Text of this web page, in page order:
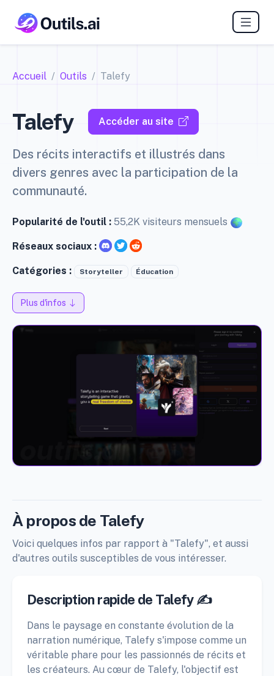
Accueil Outils Talefy
Talefy Accéder au site
Des récits interactifs et illustrés dans
divers genres avec la participation de la
communauté.
Popularité de l'outil : 55,2K visiteurs mensuels
Réseaux sociaux :
Catégories : Storyteller Éducation
Plus d'infos
À propos de Talefy
Voici quelques infos par rapport à "Talefy", et aussi
d'autres outils susceptibles de vous intéresser.
Description rapide de Talefy ✍️
Dans le paysage en constante évolution de la
narration numérique, Talefy s'impose comme un
véritable phare pour les passionnés de récits et
les créateurs. Au cœur de Talefy, l'objectif est